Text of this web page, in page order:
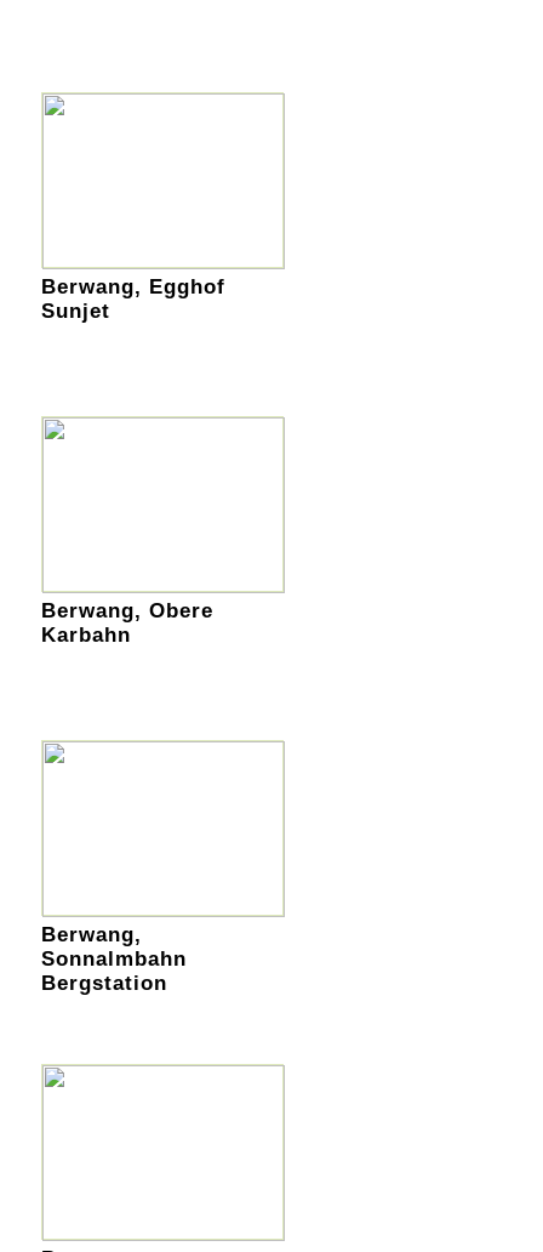
Berwang, Egghof
Sunjet
Berwang, Obere
Karbahn
Berwang,
Sonnalmbahn
Bergstation